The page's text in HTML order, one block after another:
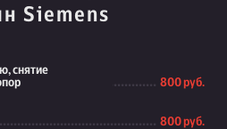
Siemens
снятие
800 руб.
800 руб.